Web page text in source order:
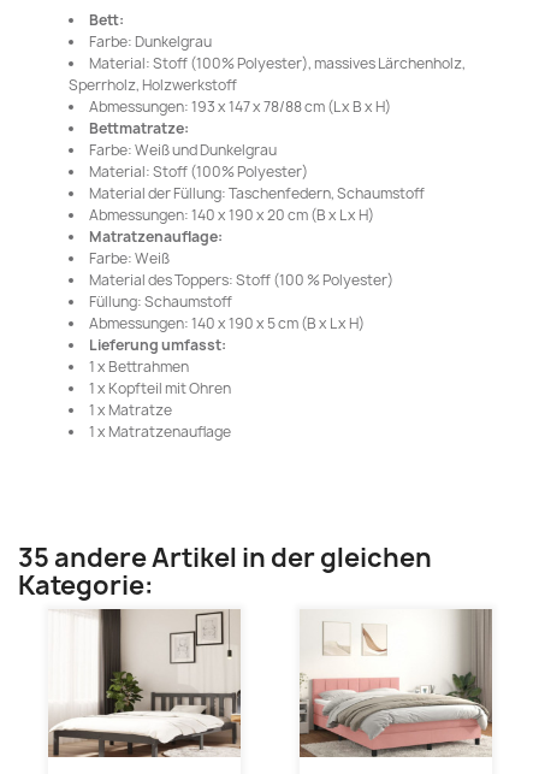
Bett:
Farbe: Dunkelgrau
Material: Stoff (100% Polyester), massives Lärchenholz,
Sperrholz, Holzwerkstoff
Abmessungen: 193 x 147 x 78/88 cm (L x B x H)
Bettmatratze:
Farbe: Weiß und Dunkelgrau
Material: Stoff (100% Polyester)
Material der Füllung: Taschenfedern, Schaumstoff
Abmessungen: 140 x 190 x 20 cm (B x L x H)
Matratzenauflage:
Farbe: Weiß
Material des Toppers: Stoff (100 % Polyester)
Füllung: Schaumstoff
Abmessungen: 140 x 190 x 5 cm (B x L x H)
Lieferung umfasst:
1 x Bettrahmen
1 x Kopfteil mit Ohren
1 x Matratze
1 x Matratzenauflage
35 andere Artikel in der gleichen
Kategorie: